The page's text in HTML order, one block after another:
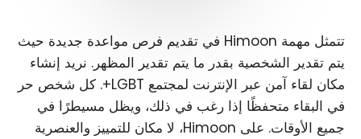
تتمثل مهمة Himoon في تقديم فرص مواعدة جديدة حيث
يتم تقدير الشخصية بقدر ما يتم تقدير المظهر. نريد إنشاء
مكان لقاء آمن عبر الإنترنت لمجتمع LGBT+. كل شخص حر
في البقاء متحفظًا إذا رغب في ذلك، ويظل مسيطرًا في
جميع الأوقات. على Himoon، لا مكان للتمييز والعنصرية